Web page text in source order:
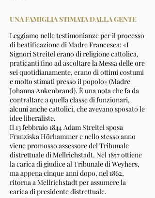
UNA FAMIGLIA STIMATA DALLA GENTE
Leggiamo nelle testimonianze per il processo
di beatificazione di Madre Francesca: «I
Signori Streitel erano di religione cattolica,
praticanti fino ad ascoltare la Messa delle ore
sei quotidianamente, erano di ottimi costumi
e molto stimati presso il popolo» (Madre
Johanna Ankenbrand). È una nota che fa da
contraltare a quella classe di funzionari,
alcuni anche cattolici, che avevano sposato le
idee liberaliste.
Il 13 febbraio 1844 Adam Streitel sposa
Franziska Hörhammer e nello stesso anno
viene promosso assessore del Tribunale
distrettuale di Mellrichstadt. Nel 1857 ottiene
la carica di giudice al Tribunale di Weyhers,
ma appena cinque anni dopo, nel 1862,
ritorna a Mellrichstadt per assumere la
carica di presidente distrettuale.